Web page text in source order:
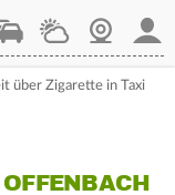
WetterWebcam
über Zigarette in Taxi